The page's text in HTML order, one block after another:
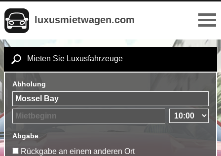
luxusmietwagen.com
Mieten Sie Luxusfahrzeuge
Abholung
Abgabe
Rückgabe an einem anderen Ort